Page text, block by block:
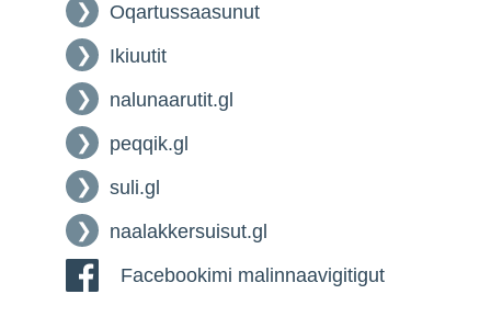
Oqartussaasunut
Ikiuutit
nalunaarutit.gl
peqqik.gl
suli.gl
naalakkersuisut.gl
Facebookimi malinnaavigitigut